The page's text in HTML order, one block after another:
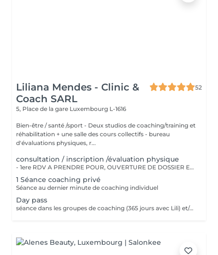
Liliana Mendes - Clinic &
Coach SARL
52
5, Place de la gare Luxembourg L-1616
Bien-être / santé /sport - Deux studios de coaching/training et
réhabilitation + une salle des cours collectifs - bureau
d'évaluations physiques, r...
consultation / inscription /évaluation physique
- 1ere RDV A PRENDRE POUR, OUVERTURE DE DOSSIER ET EXPLICATIONS/CONSEILS - INSCRIPTION CHEZ LILIANA MENDES CLINIC & COACH - EVALUATION PHYSIQUE ET ANAMENSE - ON PAYE UNE SEULE FOIS!!
1 Séance coaching privé
Séance au dernier minute de coaching individuel
Day pass
séance dans les groupes de coaching (365 jours avec Lili) et/ou cours collectifs Pas valable pour coaching privé !!!! Day pass